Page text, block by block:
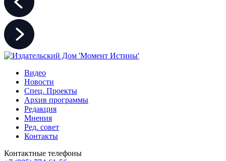
Видео
Новости
Спец. Проекты
Архив программы
Редакция
Мнения
Ред. совет
Контакты
Контактные телефоны